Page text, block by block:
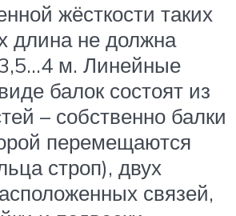
жёсткости таких
длина не должна
м. Линейные
балок состоят из
– собственно балки
перемещаются
строп), двух
связей,